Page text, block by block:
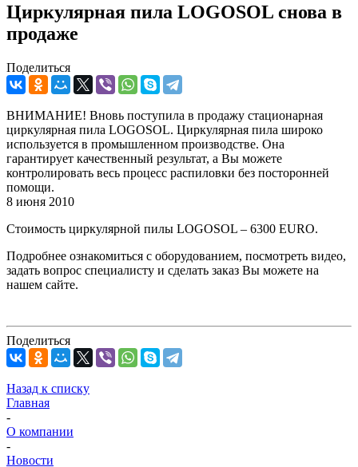
Циркулярная пила LOGOSOL снова в
продаже
Поделиться
ВНИМАНИЕ! Вновь поступила в продажу cтационарная
циркулярная пила LOGOSOL. Циркулярная пила широко
используется в промышленном производстве. Она
гарантирует качественный результат, а Вы можете
контролировать весь процесс распиловки без посторонней
помощи.
8 июня 2010
Стоимость циркулярной пилы LOGOSOL – 6300 EURO.
Подробнее ознакомиться с оборудованием, посмотреть видео,
задать вопрос специалисту и сделать заказ Вы можете на
нашем сайте.
Поделиться
Назад к списку
Главная
-
О компании
-
Новости